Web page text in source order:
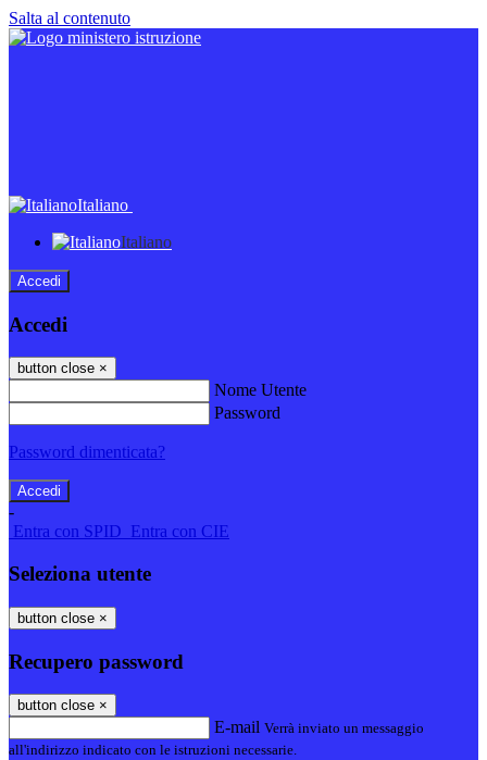
Salta al contenuto
Italiano
Italiano
Accedi
Accedi
button close ×
Nome Utente
Password
Password dimenticata?
-
Entra con SPID Entra con CIE
Seleziona utente
button close ×
Recupero password
button close ×
E-mail Verrà inviato un messaggio
all'indirizzo indicato con le istruzioni necessarie.